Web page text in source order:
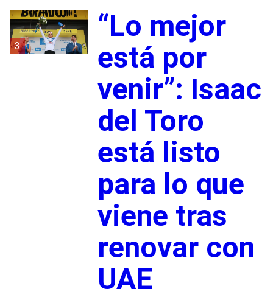
3
“Lo mejor
está por
venir”: Isaac
del Toro
está listo
para lo que
viene tras
renovar con
UAE